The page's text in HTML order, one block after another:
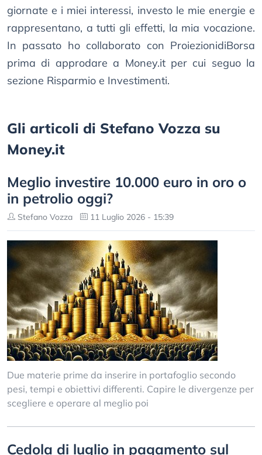
giornate e i miei interessi, investo le mie energie e
rappresentano, a tutti gli effetti, la mia vocazione.
In passato ho collaborato con ProiezionidiBorsa
prima di approdare a Money.it per cui seguo la
sezione Risparmio e Investimenti.
Gli articoli di Stefano Vozza su
Money.it
Meglio investire 10.000 euro in oro o
in petrolio oggi?
Stefano Vozza 11 Luglio 2026 - 15:39
Due materie prime da inserire in portafoglio secondo
pesi, tempi e obiettivi differenti. Capire le divergenze per
scegliere e operare al meglio poi
Cedola di luglio in pagamento sul